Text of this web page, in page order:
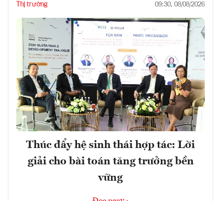
Thị trường 09:30, 08/08/2026
Thúc đẩy hệ sinh thái hợp tác: Lời
giải cho bài toán tăng trưởng bền
vững